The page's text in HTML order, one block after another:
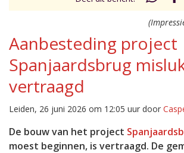
Aanbesteding project
Spanjaardsbrug
vertraagd
Leiden, 26 juni 2026 om 12:05 uur door
De bouw van het project
moest beginnen, is vertraagd. De